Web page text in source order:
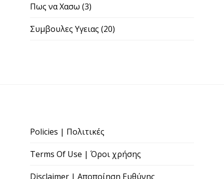
Πως να Χασω (3)
Συμβουλες Υγειας (20)
Policies | Πολιτικές
Terms Of Use | Όροι χρήσης
Disclaimer | Αποποίηση Ευθύνης